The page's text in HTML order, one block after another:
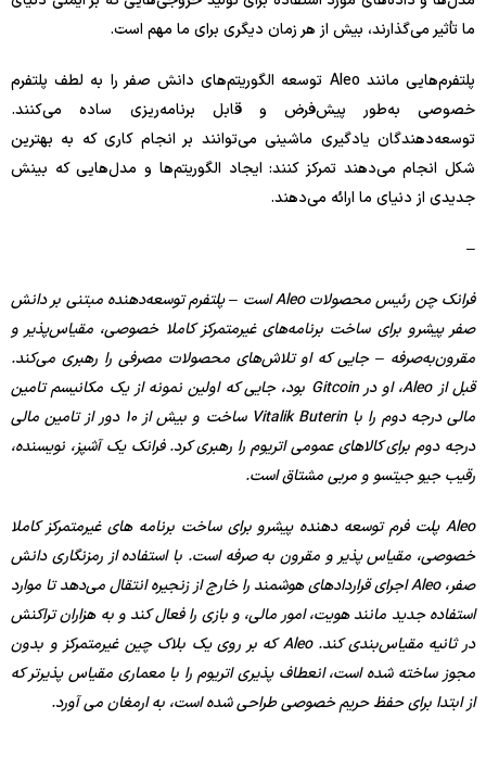
ما تأثیر می‌گذارند، بیش از هر زمان دیگری برای ما مهم است.
پلتفرم‌هایی مانند Aleo توسعه الگوریتم‌های دانش صفر را به لطف پلتفرم
خصوصی به‌طور پیش‌فرض و قابل برنامه‌ریزی ساده می‌کنند.
توسعه‌دهندگان یادگیری ماشینی می‌توانند بر انجام کاری که به بهترین
شکل انجام می‌دهند تمرکز کنند: ایجاد الگوریتم‌ها و مدل‌هایی که بینش
جدیدی از دنیای ما ارائه می‌دهند.
–
فرانک چن رئیس محصولات Aleo است – پلتفرم توسعه‌دهنده مبتنی بر دانش
صفر پیشرو برای ساخت برنامه‌های غیرمتمرکز کاملا خصوصی، مقیاس‌پذیر و
مقرون‌به‌صرفه – جایی که او تلاش‌های محصولات مصرفی را رهبری می‌کند.
قبل از Aleo، او در Gitcoin بود، جایی که اولین نمونه از یک مکانیسم تامین
مالی درجه دوم را با Vitalik Buterin ساخت و بیش از 10 دور از تامین مالی
درجه دوم برای کالاهای عمومی اتریوم را رهبری کرد. فرانک یک آشپز، نویسنده،
رقیب جیو جیتسو و مربی مشتاق است.
Aleo پلت فرم توسعه دهنده پیشرو برای ساخت برنامه های غیرمتمرکز کاملا
خصوصی، مقیاس پذیر و مقرون به صرفه است. با استفاده از رمزنگاری دانش
صفر، Aleo اجرای قراردادهای هوشمند را خارج از زنجیره انتقال می‌دهد تا موارد
استفاده جدید مانند هویت، امور مالی، و بازی را فعال کند و به هزاران تراکنش
در ثانیه مقیاس‌بندی کند. Aleo که بر روی یک بلاک چین غیرمتمرکز و بدون
مجوز ساخته شده است، انعطاف پذیری اتریوم را با معماری مقیاس پذیرتر که
از ابتدا برای حفظ حریم خصوصی طراحی شده است، به ارمغان می آورد.